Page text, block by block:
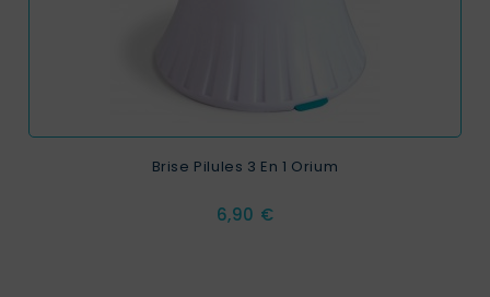
Brise Pilules 3 En 1 Orium
Prix
6,90 €